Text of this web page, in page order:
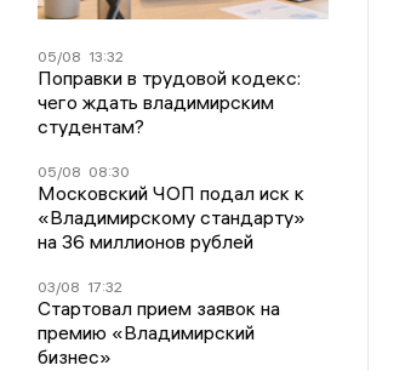
05/08 13:32
Поправки в трудовой кодекс:
чего ждать владимирским
студентам?
05/08 08:30
Московский ЧОП подал иск к
«Владимирскому стандарту»
на 36 миллионов рублей
03/08 17:32
Стартовал прием заявок на
премию «Владимирский
бизнес»